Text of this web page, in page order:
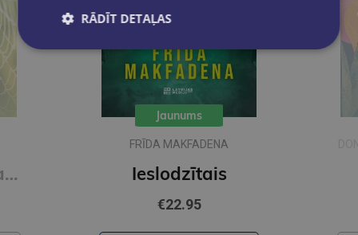
Zīda neceļi. Vakara romāns
Jaunums
FRĪDA MAKFADENA
Ieslodzītais
€22.95
RĀDĪT DETAĻAS